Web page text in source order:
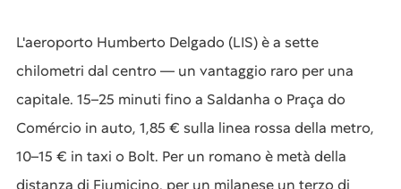
L'aeroporto Humberto Delgado (LIS) è a sette
chilometri dal centro — un vantaggio raro per una
capitale. 15–25 minuti fino a Saldanha o Praça do
Comércio in auto, 1,85 € sulla linea rossa della metro,
10–15 € in taxi o Bolt. Per un romano è metà della
distanza di Fiumicino, per un milanese un terzo di